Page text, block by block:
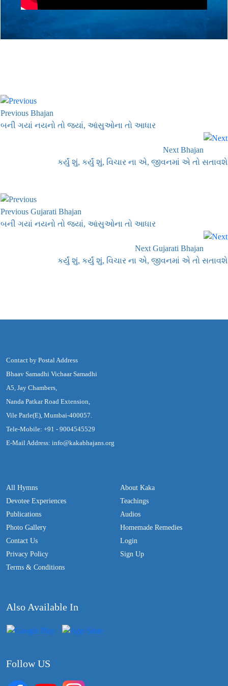
Previous Bhajan
બની ગયાં નયનો તો જ્યાં, આંસુઓના તો આધાર
Next Bhajan
કર્યું શું, કર્યું શું, વિચાર ના એ, જીવનમાં એ તો સતાવશે
Previous Gujarati Bhajan
બની ગયાં નયનો તો જ્યાં, આંસુઓના તો આધાર
Next Gujarati Bhajan
કર્યું શું, કર્યું શું, વિચાર ના એ, જીવનમાં એ તો સતાવશે
Contact by Postal Address
Bhaav Samadhi Vichaar Samadhi
A5, Jay Chambers,
Nanda Patkar Road Extension,
Vile Parle(E), Mumbai-400057.
Tele-Mobile: +91 - 9004545529
E-Mail Address: info@kakabhajans.org
All Hymns
Devotee Experiences
Publications
Photo Gallery
Contact Us
Privacy Policy
Terms & Conditions
About Kaka
Teachings
Audios
Homemade Remedies
Login
Sign Up
Also Available In
Follow US